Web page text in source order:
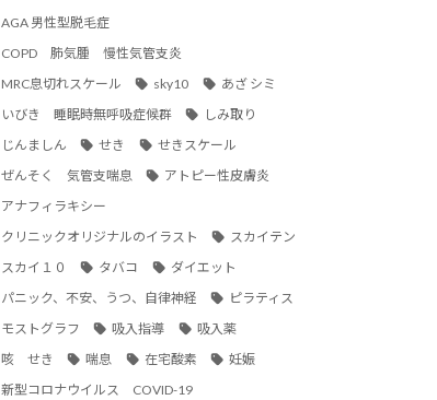
AGA 男性型脱毛症
COPD 肺気腫 慢性気管支炎
MRC息切れスケール
sky10
あざ シミ
いびき 睡眠時無呼吸症候群
しみ取り
じんましん
せき
せきスケール
ぜんそく 気管支喘息
アトピー性皮膚炎
アナフィラキシー
クリニックオリジナルのイラスト
スカイテン
スカイ１０
タバコ
ダイエット
パニック、不安、うつ、自律神経
ピラティス
モストグラフ
吸入指導
吸入薬
咳 せき
喘息 在宅酸素
妊娠
新型コロナウイルス COVID-19